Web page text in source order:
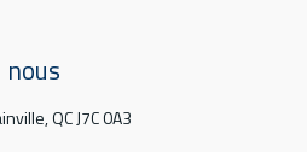
QC J7C 0A3